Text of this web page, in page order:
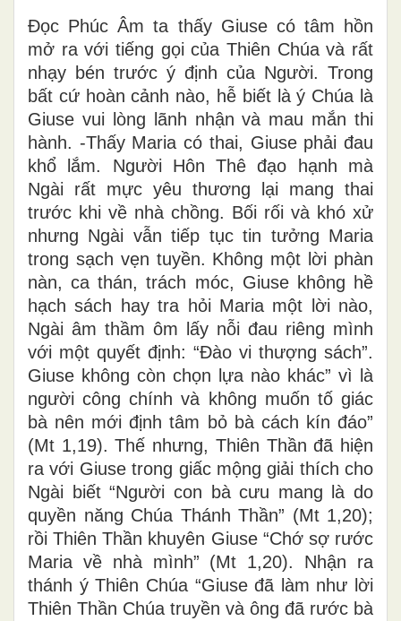
Đọc Phúc Âm ta thấy Giuse có tâm hồn
mở ra với tiếng gọi của Thiên Chúa và rất
nhạy bén trước ý định của Người. Trong
bất cứ hoàn cảnh nào, hễ biết là ý Chúa là
Giuse vui lòng lãnh nhận và mau mắn thi
hành. -Thấy Maria có thai, Giuse phải đau
khổ lắm. Người Hôn Thê đạo hạnh mà
Ngài rất mực yêu thương lại mang thai
trước khi về nhà chồng. Bối rối và khó xử
nhưng Ngài vẫn tiếp tục tin tưởng Maria
trong sạch vẹn tuyền. Không một lời phàn
nàn, ca thán, trách móc, Giuse không hề
hạch sách hay tra hỏi Maria một lời nào,
Ngài âm thầm ôm lấy nỗi đau riêng mình
với một quyết định: “Đào vi thượng sách”.
Giuse không còn chọn lựa nào khác” vì là
người công chính và không muốn tố giác
bà nên mới định tâm bỏ bà cách kín đáo”
(Mt 1,19). Thế nhưng, Thiên Thần đã hiện
ra với Giuse trong giấc mộng giải thích cho
Ngài biết “Người con bà cưu mang là do
quyền năng Chúa Thánh Thần” (Mt 1,20);
rồi Thiên Thần khuyên Giuse “Chớ sợ rước
Maria về nhà mình” (Mt 1,20). Nhận ra
thánh ý Thiên Chúa “Giuse đã làm như lời
Thiên Thần Chúa truyền và ông đã rước bà